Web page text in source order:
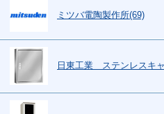
ミツバ電陶製作所(69)
日東工業 ステンレスキ